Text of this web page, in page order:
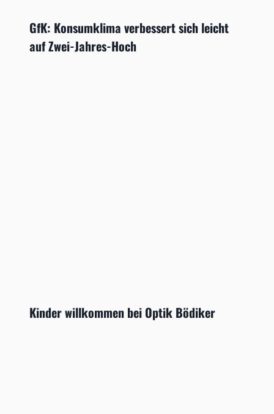
GfK: Konsumklima verbessert sich leicht
auf Zwei-Jahres-Hoch
Kinder willkommen bei Optik Bödiker